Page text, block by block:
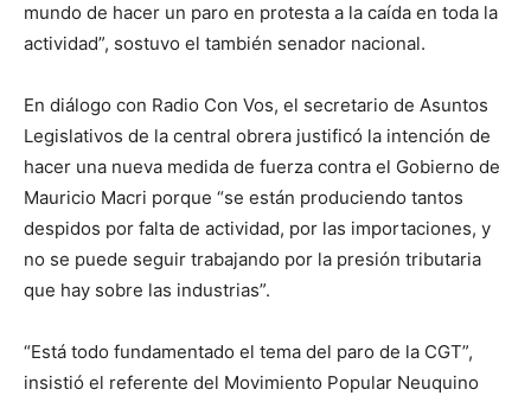
mundo de hacer un paro en protesta a la caída en toda la
actividad”, sostuvo el también senador nacional.
En diálogo con Radio Con Vos, el secretario de Asuntos
Legislativos de la central obrera justificó la intención de
hacer una nueva medida de fuerza contra el Gobierno de
Mauricio Macri porque “se están produciendo tantos
despidos por falta de actividad, por las importaciones, y
no se puede seguir trabajando por la presión tributaria
que hay sobre las industrias”.
“Está todo fundamentado el tema del paro de la CGT”,
insistió el referente del Movimiento Popular Neuquino